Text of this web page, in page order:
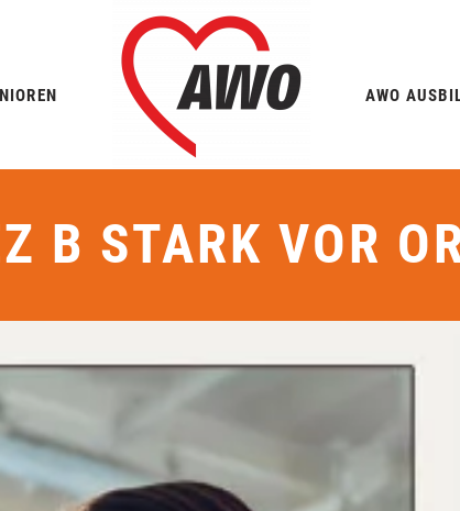
AWO
B STARK VOR